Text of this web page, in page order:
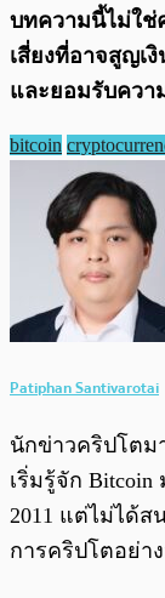
บทความนี้ไม่ใช่
เสี่ยงที่อาจสูญเ
และยอมรับควา
bitcoin
Patiphan Santivarotai
นักข่าวคริปโตม
เริ่มรู้จัก Bitcoin
2011 แต่ไม่ได้ส
การคริปโตอย่า